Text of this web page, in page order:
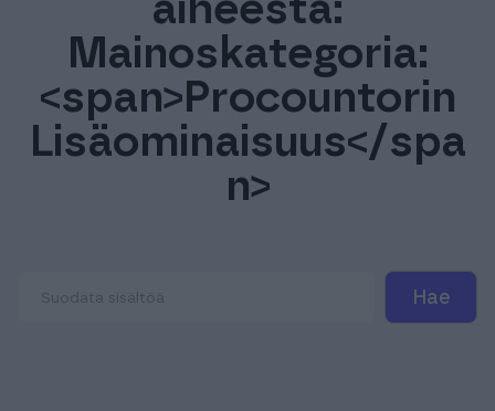
Tuki & Koulutus
Meistä & Ajankohtaista
aiheesta:
Mainoskategoria:
<span>Procountorin
Lisäominaisuus</spa
n>